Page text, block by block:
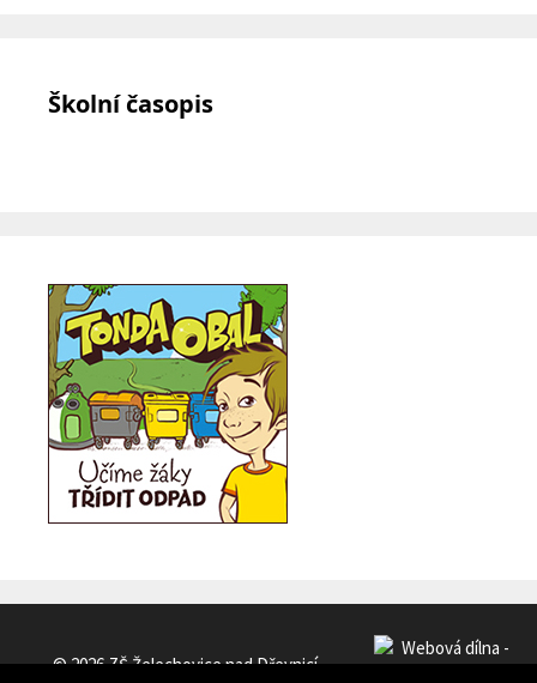
Školní časopis
© 2026 ZŠ Želechovice nad Dřevnicí•